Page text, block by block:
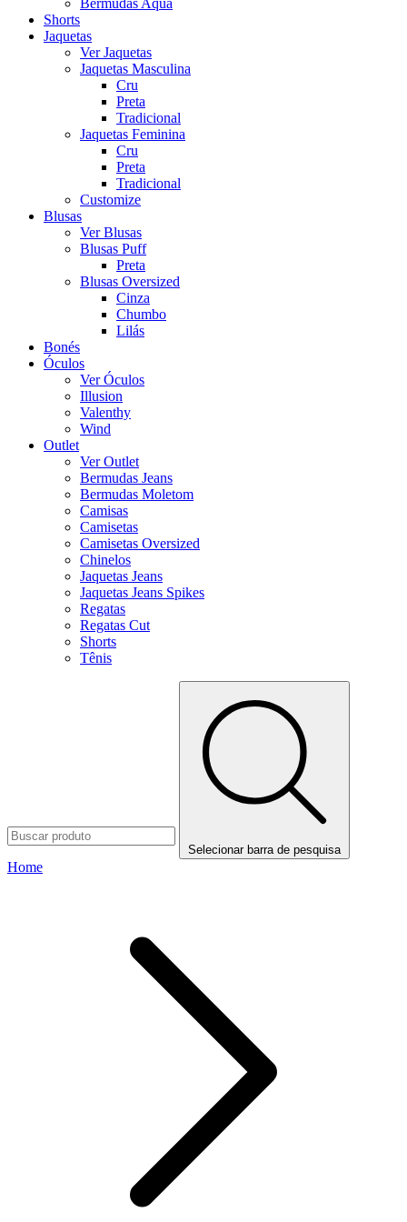
Bermudas Aqua
Shorts
Jaquetas
Ver Jaquetas
Jaquetas Masculina
Cru
Preta
Tradicional
Jaquetas Feminina
Cru
Preta
Tradicional
Customize
Blusas
Ver Blusas
Blusas Puff
Preta
Blusas Oversized
Cinza
Chumbo
Lilás
Bonés
Óculos
Ver Óculos
Illusion
Valenthy
Wind
Outlet
Ver Outlet
Bermudas Jeans
Bermudas Moletom
Camisas
Camisetas
Camisetas Oversized
Chinelos
Jaquetas Jeans
Jaquetas Jeans Spikes
Regatas
Regatas Cut
Shorts
Tênis
Selecionar barra de pesquisa
Home